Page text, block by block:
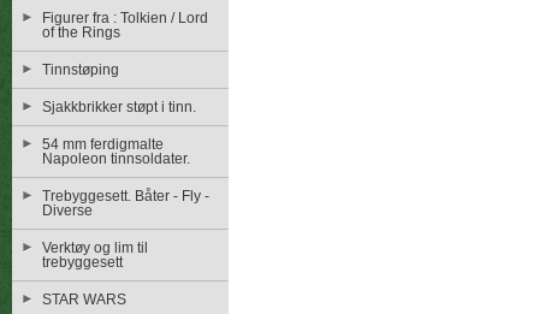
Figurer fra : Tolkien / Lord
of the Rings
Tinnstøping
Sjakkbrikker støpt i tinn.
54 mm ferdigmalte
Napoleon tinnsoldater.
Trebyggesett. Båter - Fly -
Diverse
Verktøy og lim til
trebyggesett
STAR WARS